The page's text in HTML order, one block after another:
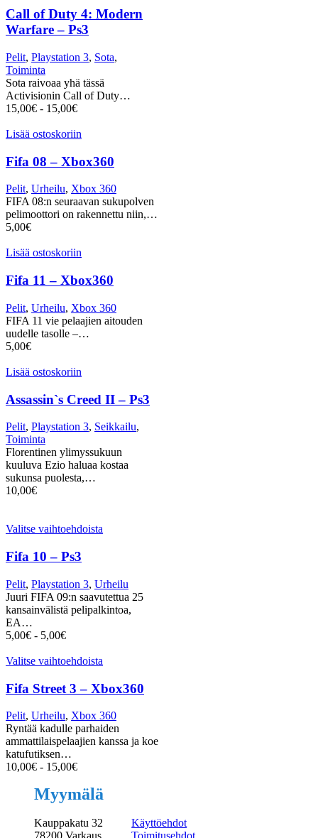
Call of Duty 4: Modern
Warfare – Ps3
Pelit, Playstation 3, Sota,
Toiminta
Sota raivoaa yhä tässä
Activisionin Call of Duty…
15,00€ - 15,00€
Lisää ostoskoriin
Fifa 08 – Xbox360
Pelit, Urheilu, Xbox 360
FIFA 08:n seuraavan sukupolven
pelimoottori on rakennettu niin,…
5,00€
Lisää ostoskoriin
Fifa 11 – Xbox360
Pelit, Urheilu, Xbox 360
FIFA 11 vie pelaajien aitouden
uudelle tasolle –…
5,00€
Lisää ostoskoriin
Assassin`s Creed II – Ps3
Pelit, Playstation 3, Seikkailu,
Toiminta
Florentinen ylimyssukuun
kuuluva Ezio haluaa kostaa
sukunsa puolesta,…
10,00€
Valitse vaihtoehdoista
Fifa 10 – Ps3
Pelit, Playstation 3, Urheilu
Juuri FIFA 09:n saavutettua 25
kansainvälistä pelipalkintoa,
EA…
5,00€ - 5,00€
Valitse vaihtoehdoista
Fifa Street 3 – Xbox360
Pelit, Urheilu, Xbox 360
Ryntää kadulle parhaiden
ammattilaispelaajien kanssa ja koe
katufutiksen…
10,00€ - 15,00€
Myymälä
Kauppakatu 32
Käyttöehdot